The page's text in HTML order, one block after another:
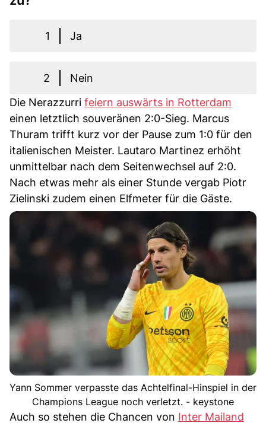
1 Ja
2
Nein
Die Nerazzurri feiern auswärts in Rotterdam
einen letztlich souveränen 2:0-Sieg. Marcus
Thuram trifft kurz vor der Pause zum 1:0 für den
italienischen Meister. Lautaro Martinez erhöht
unmittelbar nach dem Seitenwechsel auf 2:0.
Nach etwas mehr als einer Stunde vergab Piotr
Zielinski zudem einen Elfmeter für die Gäste.
Yann Sommer verpasste das Achtelfinal-Hinspiel in der
Champions League noch verletzt. - keystone
Auch so stehen die Chancen von Inter Mailand